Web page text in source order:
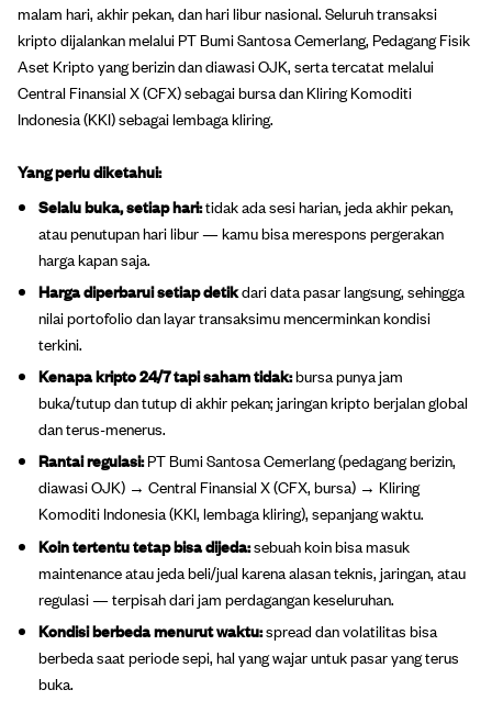
malam hari, akhir pekan, dan hari libur nasional. Seluruh transaksi
kripto dijalankan melalui PT Bumi Santosa Cemerlang, Pedagang Fisik
Aset Kripto yang berizin dan diawasi OJK, serta tercatat melalui
Central Finansial X (CFX) sebagai bursa dan Kliring Komoditi
Indonesia (KKI) sebagai lembaga kliring.
Yang perlu diketahui:
Selalu buka, setiap hari:tidak ada sesi harian, jeda akhir pekan,
atau penutupan hari libur — kamu bisa merespons pergerakan
harga kapan saja.
Harga diperbarui setiap detikdari data pasar langsung, sehingga
nilai portofolio dan layar transaksimu mencerminkan kondisi
terkini.
Kenapa kripto 24/7 tapi saham tidak:bursa punya jam
buka/tutup dan tutup di akhir pekan; jaringan kripto berjalan global
dan terus-menerus.
Rantai regulasi:PT Bumi Santosa Cemerlang (pedagang berizin,
diawasi OJK) → Central Finansial X (CFX, bursa) → Kliring
Komoditi Indonesia (KKI, lembaga kliring), sepanjang waktu.
Koin tertentu tetap bisa dijeda:sebuah koin bisa masuk
maintenance atau jeda beli/jual karena alasan teknis, jaringan, atau
regulasi — terpisah dari jam perdagangan keseluruhan.
Kondisi berbeda menurut waktu:spread dan volatilitas bisa
berbeda saat periode sepi, hal yang wajar untuk pasar yang terus
buka.